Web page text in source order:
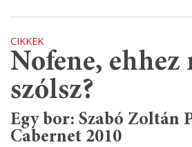
CIKKEK
Nofene, ehhez
szólsz?
Egy bor: Szabó Zoltán
Cabernet 2010